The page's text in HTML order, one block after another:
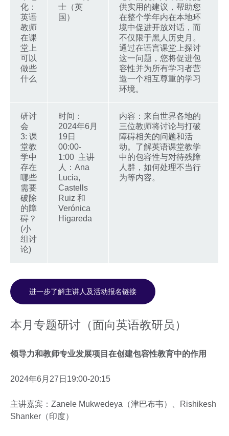
化：
英语
教师
在课
堂上
可以
做些
什么
士（英
国）
供实用的建议，帮助您
在整个学年内在本地环
境中促进开放对话，而
不仅限于黑人历史月。
通过在语言课堂上探讨
这一问题，您将促进包
容性并为所有学习者营
造一个相互尊重的学习
环境。
研讨
会
3: 课
堂教
学中
存在
哪些
需要
破除
的障
碍？
(小
组讨
论)
时间：
2024年6月
19日
00:00-
1:00 主讲
人：Ana
Lucia,
Castells
Ruiz 和
Verónica
Higareda
内容：来自世界各地的
三位教师将讨论与打破
障碍相关的问题和活
动。了解英语课堂教学
中的包容性与对待残障
人群，如何处理不当行
为等内容。
进一步了解主讲人及活动报名链接
本月专题研讨（面向英语教研员）
领导力和教师专业发展项目在创建包容性教育中的作用
2024年6月27日19:00-20:15
主讲嘉宾：Zanele Mukwedeya（津巴布韦）、Rishikesh
Shanker（印度）